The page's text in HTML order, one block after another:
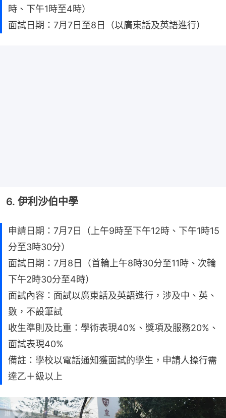
時、下午1時至4時）
面試日期：7月7日至8日（以廣東話及英語進行）
6. 伊利沙伯中學
申請日期：7月7日（上午9時至下午12時、下午1時15
分至3時30分）
面試日期：7月8日（首輪上午8時30分至11時、次輪
下午2時30分至4時）
面試內容：面試以廣東話及英語進行，涉及中、英、
數，不設筆試
收生準則及比重：學術表現40%、獎項及服務20%、
面試表現40%
備註：學校以電話通知獲面試的學生，申請人操行需
達乙＋級以上